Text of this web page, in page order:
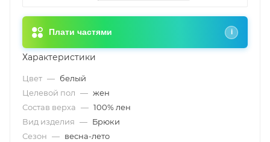
Плати частями i
Характеристики
Цвет — белый
Целевой пол — жен
Состав верха — 100% лен
Вид изделия — Брюки
Сезон — весна-лето